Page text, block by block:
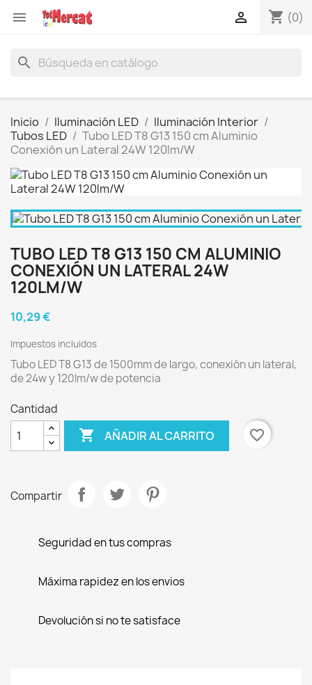
 shopping_cart (0)

search
Inicio Iluminación LED
Iluminación Interior
Tubos LED
Tubo LED T8 G13 150 cm Aluminio
Conexión un Lateral 24W 120lm/W
TUBO LED T8 G13 150 CM ALUMINIO
CONEXIÓN UN LATERAL 24W
120LM/W
10,29 €
Impuestos incluidos
Tubo LED T8 G13 de 1500mm de largo, conexión un lateral,
de 24w y 120lm/w de potencia
Cantidad
 AÑADIR AL CARRITO favorite_border
Compartir
Seguridad en tus compras
Máxima rapidez en los envios
Devolución si no te satisface